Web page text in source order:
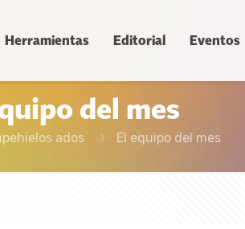
Herramientas Editorial Eventos
del mes
ados El equipo del mes